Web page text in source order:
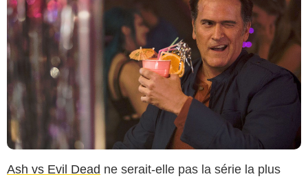
Ash vs Evil Dead ne serait-elle pas la série la plus